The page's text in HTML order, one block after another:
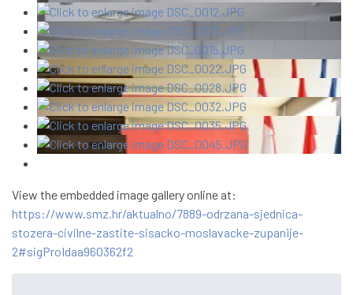
View the embedded image gallery online at:
https://www.smz.hr/aktualno/7889-odrzana-sjednica-
stozera-civilne-zastite-sisacko-moslavacke-zupanije-
2#sigProIdaa960362f2